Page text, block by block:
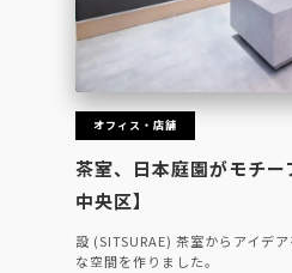
オフィス・店舗
茶室、日本庭園がモチ
中央区】
設 (SITSURAE) 茶室からアイデ
な空間を作りました。